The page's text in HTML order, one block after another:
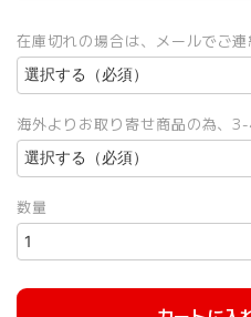
在庫切れの場合は、メールでご連
海外よりお取り寄せ商品の為、
数量